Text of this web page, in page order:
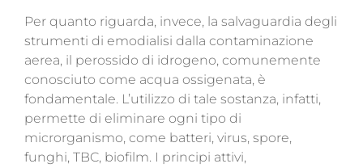
Per quanto riguarda, invece, la salvaguardia degli
strumenti di emodialisi dalla contaminazione
aerea, il perossido di idrogeno, comunemente
conosciuto come acqua ossigenata, è
fondamentale. L’utilizzo di tale sostanza, infatti,
permette di eliminare ogni tipo di
microrganismo, come batteri, virus, spore,
funghi, TBC, biofilm. I principi attivi,